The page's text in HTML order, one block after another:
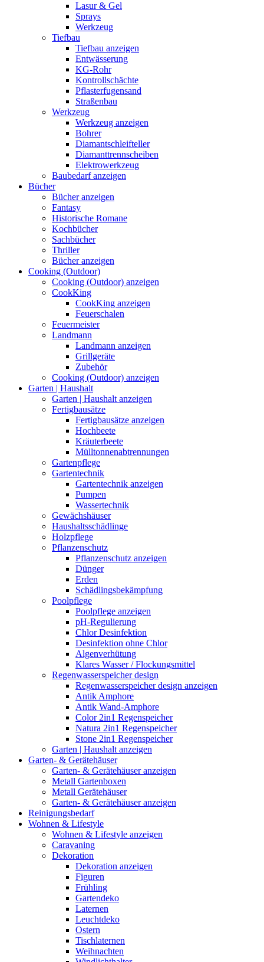
Lasur & Gel
Sprays
Werkzeug
Tiefbau
Tiefbau anzeigen
Entwässerung
KG-Rohr
Kontrollschächte
Pflasterfugensand
Straßenbau
Werkzeug
Werkzeug anzeigen
Bohrer
Diamantschleifteller
Diamanttrennscheiben
Elektrowerkzeug
Baubedarf anzeigen
Bücher
Bücher anzeigen
Fantasy
Historische Romane
Kochbücher
Sachbücher
Thriller
Bücher anzeigen
Cooking (Outdoor)
Cooking (Outdoor) anzeigen
CookKing
CookKing anzeigen
Feuerschalen
Feuermeister
Landmann
Landmann anzeigen
Grillgeräte
Zubehör
Cooking (Outdoor) anzeigen
Garten | Haushalt
Garten | Haushalt anzeigen
Fertigbausätze
Fertigbausätze anzeigen
Hochbeete
Kräuterbeete
Mülltonnenabtrennungen
Gartenpflege
Gartentechnik
Gartentechnik anzeigen
Pumpen
Wassertechnik
Gewächshäuser
Haushaltsschädlinge
Holzpflege
Pflanzenschutz
Pflanzenschutz anzeigen
Dünger
Erden
Schädlingsbekämpfung
Poolpflege
Poolpflege anzeigen
pH-Regulierung
Chlor Desinfektion
Desinfektion ohne Chlor
Algenverhütung
Klares Wasser / Flockungsmittel
Regenwasserspeicher design
Regenwasserspeicher design anzeigen
Antik Amphore
Antik Wand-Amphore
Color 2in1 Regenspeicher
Natura 2in1 Regenspeicher
Stone 2in1 Regenspeicher
Garten | Haushalt anzeigen
Garten- & Gerätehäuser
Garten- & Gerätehäuser anzeigen
Metall Gartenboxen
Metall Gerätehäuser
Garten- & Gerätehäuser anzeigen
Reinigungsbedarf
Wohnen & Lifestyle
Wohnen & Lifestyle anzeigen
Caravaning
Dekoration
Dekoration anzeigen
Figuren
Frühling
Gartendeko
Laternen
Leuchtdeko
Ostern
Tischlaternen
Weihnachten